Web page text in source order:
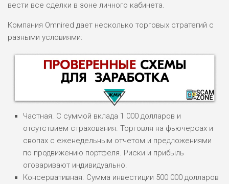
вести все сделки в зоне личного кабинета.
Компания Omnired дает несколько торговых стратегий с
разными условиями:
Частная. С суммой вклада 1 000 долларов и
отсутствием страхования. Торговля на фьючерсах и
свопах с еженедельным отчетом и предложениями
по продвижению портфеля. Риски и прибыль
оговаривают индивидуально.
Консервативная. Сумма инвестиции 500 000 долларов